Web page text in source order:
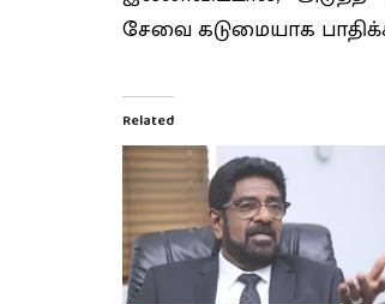
சேவை கடுமையாக
Related